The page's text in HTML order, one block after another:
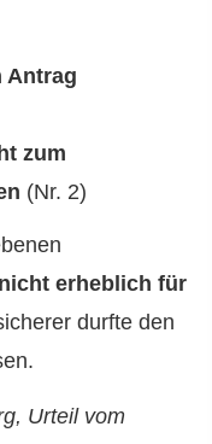
Antrag
zum
(Nr. 2)
nicht erheblich für
durfte den
Urteil vom